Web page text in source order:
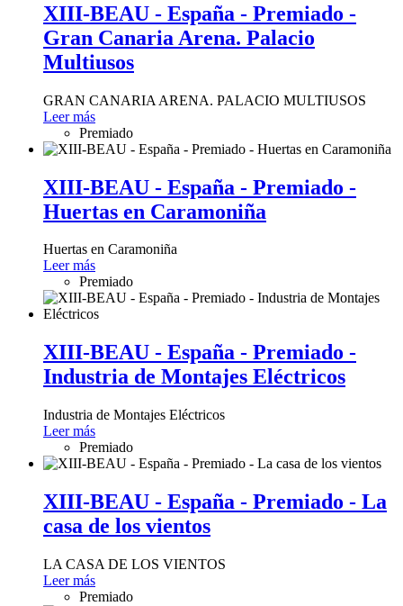
XIII-BEAU - España - Premiado -
Gran Canaria Arena. Palacio
Multiusos
GRAN CANARIA ARENA. PALACIO MULTIUSOS
Leer más
Premiado
XIII-BEAU - España - Premiado -
Huertas en Caramoniña
Huertas en Caramoniña
Leer más
Premiado
XIII-BEAU - España - Premiado -
Industria de Montajes Eléctricos
Industria de Montajes Eléctricos
Leer más
Premiado
XIII-BEAU - España - Premiado - La
casa de los vientos
LA CASA DE LOS VIENTOS
Leer más
Premiado